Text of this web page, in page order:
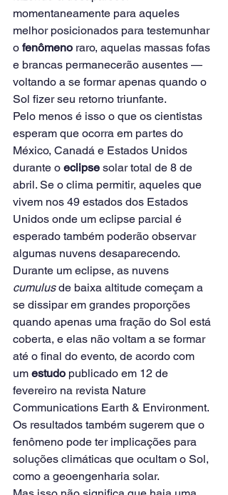
momentaneamente para aqueles
melhor posicionados para testemunhar
o fenômeno raro, aquelas massas fofas
e brancas permanecerão ausentes —
voltando a se formar apenas quando o
Sol fizer seu retorno triunfante.
Pelo menos é isso o que os cientistas
esperam que ocorra em partes do
México, Canadá e Estados Unidos
durante o eclipse solar total de 8 de
abril. Se o clima permitir, aqueles que
vivem nos 49 estados dos Estados
Unidos onde um eclipse parcial é
esperado também poderão observar
algumas nuvens desaparecendo.
Durante um eclipse, as nuvens
cumulus de baixa altitude começam a
se dissipar em grandes proporções
quando apenas uma fração do Sol está
coberta, e elas não voltam a se formar
até o final do evento, de acordo com
um estudo publicado em 12 de
fevereiro na revista Nature
Communications Earth & Environment.
Os resultados também sugerem que o
fenômeno pode ter implicações para
soluções climáticas que ocultam o Sol,
como a geoengenharia solar.